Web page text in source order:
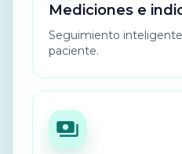
Mediciones e
Seguimiento
paciente.